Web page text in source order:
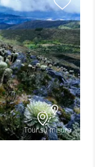
Tour su misura